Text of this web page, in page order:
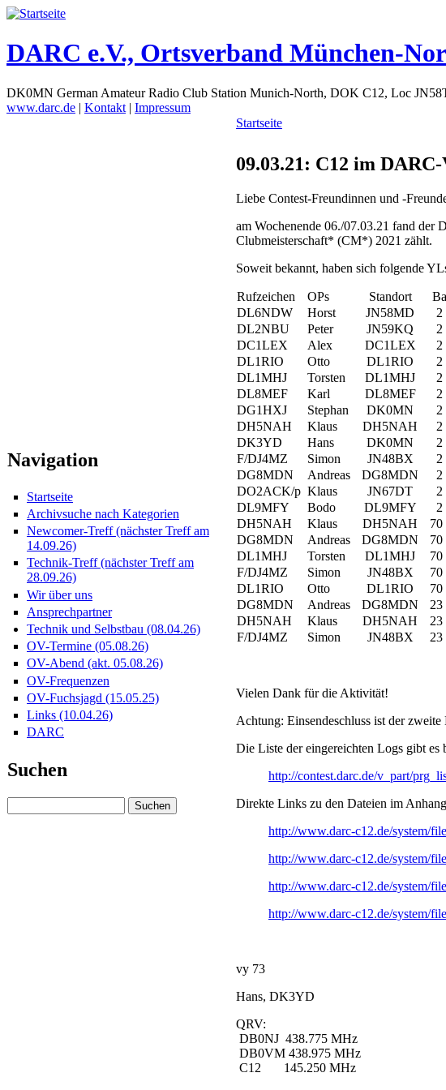
DARC e.V., Ortsverband München-
DK0MN German Amateur Radio Club Station Munich-North, DOK C12, Loc
www.darc.de | Kontakt | Impressum
Navigation
Startseite
Archivsuche nach Kategorien
Newcomer-Treff (nächster Treff am
14.09.26)
Technik-Treff (nächster Treff am
28.09.26)
Wir über uns
Ansprechpartner
Technik und Selbstbau (08.04.26)
OV-Termine (05.08.26)
OV-Abend (akt. 05.08.26)
OV-Frequenzen
OV-Fuchsjagd (15.05.25)
Links (10.04.26)
DARC
Suchen
Startseite
09.03.21: C12 im
Liebe Contest-Freundinnen und -
am Wochenende 06./07.03.21 fand
Clubmeisterschaft* (CM*) 2021 zählt.
Soweit bekannt, haben sich folgende
Rufzeichen OPs Standort
DL6NDW
Horst JN58MD 2
DL2NBU
Peter JN59KQ 2
DC1LEX
Alex DC1LEX 2
DL1RIO
Otto DL1RIO 2
DL1MHJ
Torsten DL1MHJ 2
DL8MEF
Karl DL8MEF 2
DG1HXJ
Stephan DK0MN 2
DH5NAH
Klaus DH5NAH 2
DK3YD
Hans DK0MN 2
F/DJ4MZ
Simon JN48BX 2
DG8MDN
Andreas DG8MDN 2
DO2ACK/p Klaus JN67DT 2
DL9MFY
Bodo DL9MFY 2
DH5NAH
Klaus DH5NAH 70
DG8MDN
Andreas DG8MDN 70
DL1MHJ
Torsten DL1MHJ 70
F/DJ4MZ
Simon JN48BX 70
DL1RIO
Otto DL1RIO 70
DG8MDN
Andreas DG8MDN 23
DH5NAH
Klaus DH5NAH 23
F/DJ4MZ
Simon JN48BX 23
Vielen Dank für die Aktivität!
Achtung: Einsendeschluss ist der
Die Liste der eingereichten Logs gibt es
http://contest.darc.de/v_part/
Direkte Links zu den Dateien im
http://www.darc-c12.de/system/
http://www.darc-c12.de/system/
http://www.darc-c12.de/system/
http://www.darc-c12.de/system/
vy 73
Hans, DK3YD
QRV:
DB0NJ 438.775 MHz
DB0VM 438.975 MHz
C12 145.250 MHz